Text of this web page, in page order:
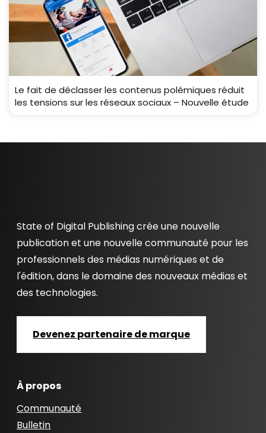
Le fait de déclasser les contenus polémiques réduit
les tensions sur les réseaux sociaux – Nouvelle étude
State of Digital Publishing crée une nouvelle
publication et une nouvelle communauté pour les
professionnels des médias numériques et de
l'édition, dans le domaine des nouveaux médias et
des technologies.
Devenez partenaire de marque
À propos
Communauté
Bulletin